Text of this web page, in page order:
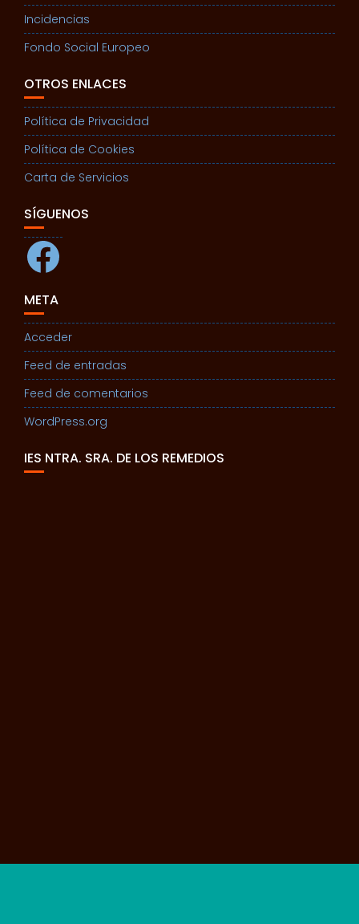
Incidencias
Fondo Social Europeo
OTROS ENLACES
Política de Privacidad
Política de Cookies
Carta de Servicios
SÍGUENOS
Facebook
META
Acceder
Feed de entradas
Feed de comentarios
WordPress.org
IES NTRA. SRA. DE LOS REMEDIOS